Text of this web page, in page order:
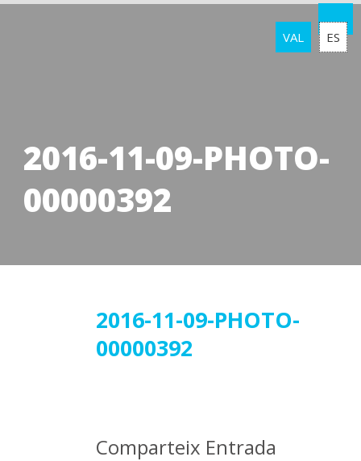
VAL ES
2016-11-09-PHOTO-
00000392
2016-11-09-PHOTO-
00000392
Comparteix Entrada